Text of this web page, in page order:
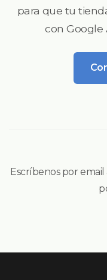
para que tu
con Google
Escríbenos por